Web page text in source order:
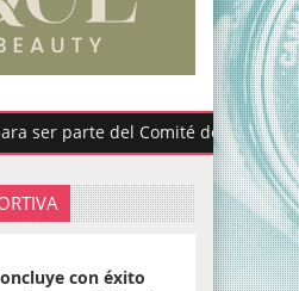
del Comité de Participación
con éxito